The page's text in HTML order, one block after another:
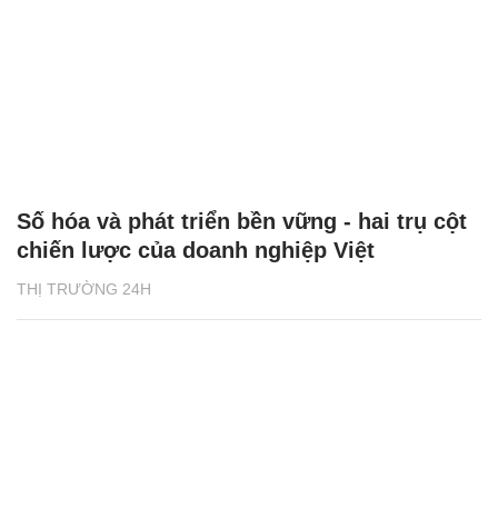
THỊ TRƯỜNG 24H
Số hóa và phát triển bền vững - hai trụ cột
chiến lược của doanh nghiệp Việt